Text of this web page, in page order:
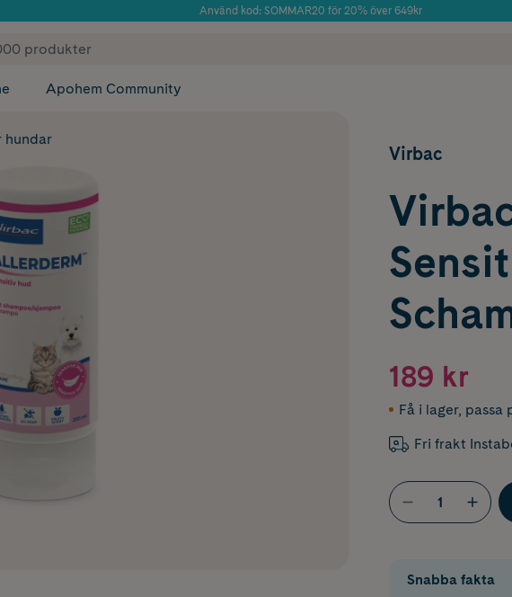
Använd kod: SOMMAR20 för 20% över 649kr
✓ Fri frakt
Apohem Community
hundar
Virbac
189 kr
Få i lager, passa
Fri frakt
Snabba fakta